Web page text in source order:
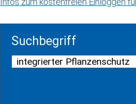
Suchbegriff